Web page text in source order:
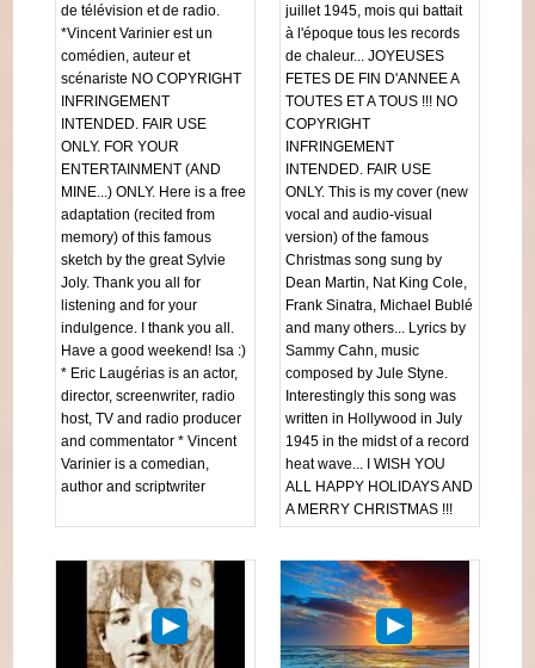
de télévision et de radio.
*Vincent Varinier est un
comédien, auteur et
scénariste NO COPYRIGHT
INFRINGEMENT
INTENDED. FAIR USE
ONLY. FOR YOUR
ENTERTAINMENT (AND
MINE...) ONLY. Here is a free
adaptation (recited from
memory) of this famous
sketch by the great Sylvie
Joly. Thank you all for
listening and for your
indulgence. I thank you all.
Have a good weekend! Isa :)
* Eric Laugérias is an actor,
director, screenwriter, radio
host, TV and radio producer
and commentator * Vincent
Varinier is a comedian,
author and scriptwriter
juillet 1945, mois qui battait
à l'époque tous les records
de chaleur... JOYEUSES
FETES DE FIN D'ANNEE A
TOUTES ET A TOUS !!! NO
COPYRIGHT
INFRINGEMENT
INTENDED. FAIR USE
ONLY. This is my cover (new
vocal and audio-visual
version) of the famous
Christmas song sung by
Dean Martin, Nat King Cole,
Frank Sinatra, Michael Bublé
and many others... Lyrics by
Sammy Cahn, music
composed by Jule Styne.
Interestingly this song was
written in Hollywood in July
1945 in the midst of a record
heat wave... I WISH YOU
ALL HAPPY HOLIDAYS AND
A MERRY CHRISTMAS !!!